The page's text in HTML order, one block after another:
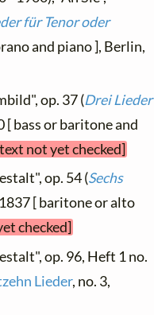
für Tenor oder
and piano ], Berlin,
op. 37 (Drei Lieder
[ bass or baritone and
not yet checked]
op. 54 (Sechs
[ baritone or alto
checked]
op. 96, Heft 1 no.
Lieder, no. 3,